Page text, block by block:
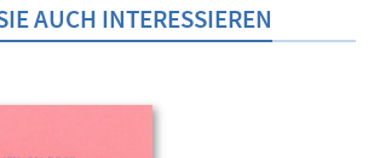
AUCH INTERESSIEREN